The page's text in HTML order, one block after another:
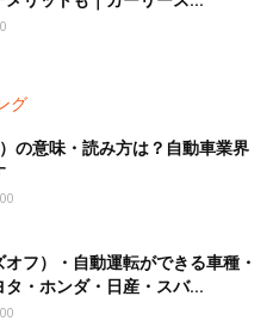
グ
の意味・読み方は？自動車業界
フ）・自動運転ができる車種・
タ・ホンダ・日産・スバ...